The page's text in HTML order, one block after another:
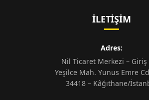
İLETIŞIM
Adres:
Nil Ticaret Merkezi – Giriş
Yeşilce Mah. Yunus Emre
34418 – Kâğıthane/